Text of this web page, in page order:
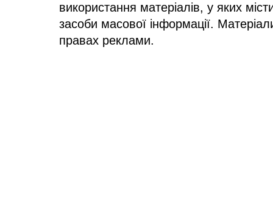
використання матеріалів, у яких
засоби масової інформації.
правах реклами.